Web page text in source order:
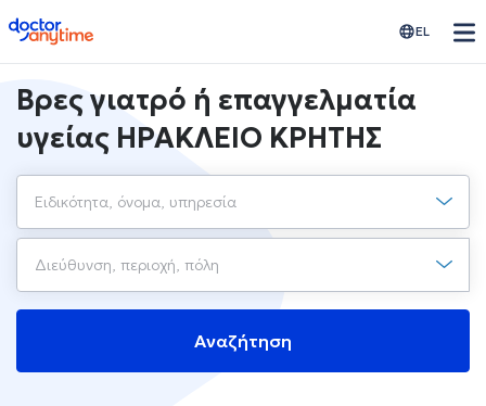
doctoranytime EL
Βρες γιατρό ή επαγγελματία
υγείας ΗΡΑΚΛΕΙΟ ΚΡΗΤΗΣ
Αναζήτηση